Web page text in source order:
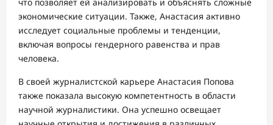
экономические ситуации. Также, Анастасия активно
исследует социальные проблемы и тенденции,
включая вопросы гендерного равенства и прав
человека.
В своей журналистской карьере Анастасия Попова
также показала высокую компетентность в области
научной журналистики. Она успешно освещает